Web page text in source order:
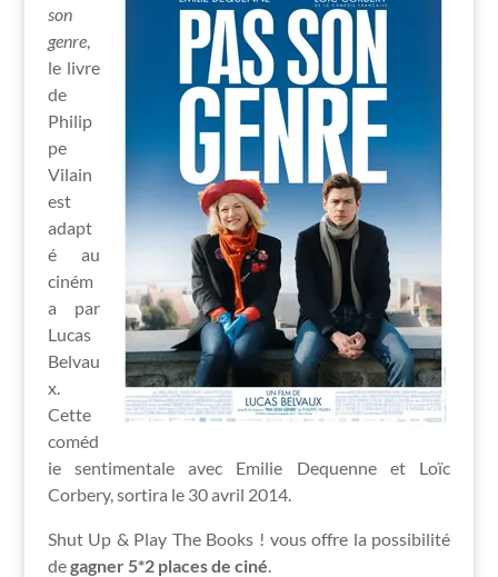
son
genre,
le livre
de
Philip
pe
Vilain
est
adapt
é au
ciném
a par
Lucas
Belvau
x.
Cette
coméd
ie sentimentale avec Emilie Dequenne et Loïc
Corbery, sortira le 30 avril 2014.
Shut Up & Play The Books ! vous offre la possibilité
degagner 5*2 places de ciné.